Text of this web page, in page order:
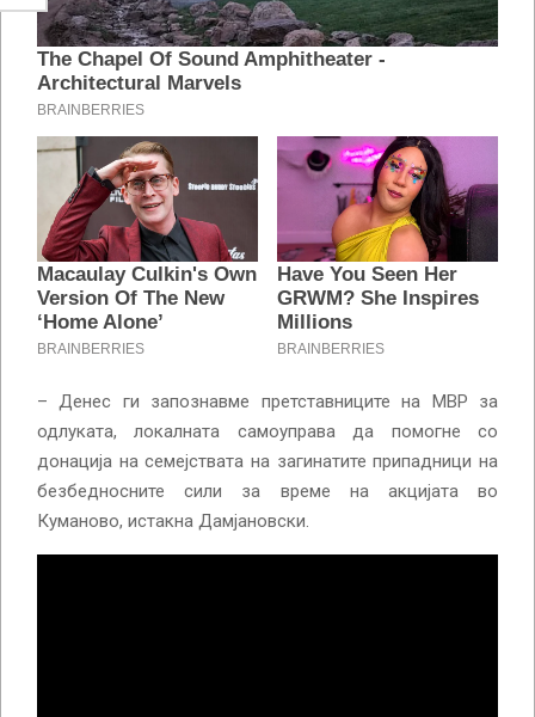
– Денес ги запознавме претставниците на МВР за
одлуката, локалната самоуправа да помогне со
донација на семејствата на загинатите припадници на
безбедносните сили за време на акцијата во
Куманово, истакна Дамјановски.